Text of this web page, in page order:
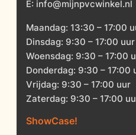
E: info@mijnpvcwinkel.nl
Maandag: 13:30 – 17:00
Dinsdag: 9:30 – 17:00 uur
Woensdag: 9:30 – 17:00
Donderdag: 9:30 – 17:00
Vrijdag: 9:30 – 17:00 uur
Zaterdag: 9:30 – 17:00
ShowCase!